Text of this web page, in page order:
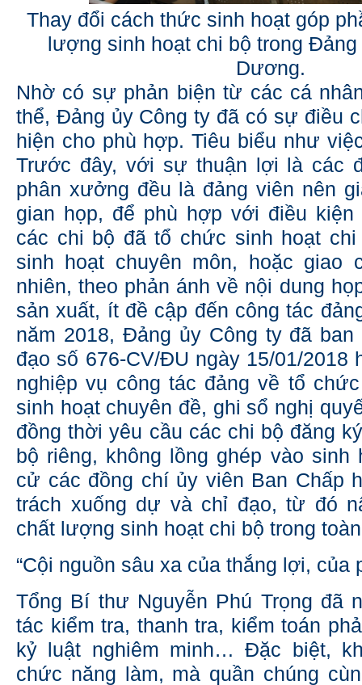
Thay đổi cách thức sinh hoạt góp
lượng sinh hoạt chi bộ trong
Dương.
Nhờ có sự phản biện từ các cá
thể, Đảng ủy Công ty đã có sự điều
hiện cho phù hợp. Tiêu biểu như
Trước đây, với sự thuận lợi là các
phân xưởng đều là đảng viên nên
gian họp, để phù hợp với điều
các chi bộ đã tổ chức sinh hoạt
sinh hoạt chuyên môn, hoặc giao
nhiên, theo phản ánh về nội dung
sản xuất, ít đề cập đến công tác
năm 2018, Đảng ủy Công ty đã
đạo số 676-CV/ĐU ngày 15/01/2018
nghiệp vụ công tác đảng về tổ
sinh hoạt chuyên đề, ghi sổ nghị
đồng thời yêu cầu các chi bộ đăng
bộ riêng, không lồng ghép vào sinh
cử các đồng chí ủy viên Ban Chấp
trách xuống dự và chỉ đạo, từ đó
chất lượng sinh hoạt chi bộ trong
“Cội nguồn sâu xa của thắng lợi, của
Tổng Bí thư Nguyễn Phú Trọng đã
tác kiểm tra, thanh tra, kiểm toán
kỷ luật nghiêm minh… Đặc biệt,
chức năng làm, mà quần chúng